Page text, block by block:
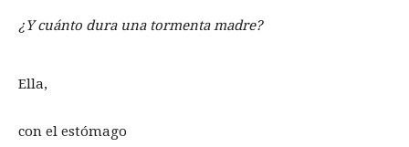
¿Y cuánto dura una tormenta madre?
Ella,
con el estómago